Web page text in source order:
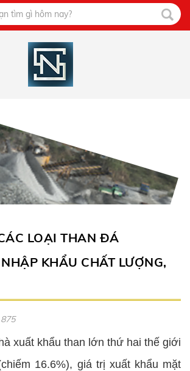
LOẠI THAN ĐÁ
KHẨU CHẤT LƯỢNG,
875
xuất khẩu than lớn thứ hai thế giới
16.6%), giá trị xuất khẩu mặt